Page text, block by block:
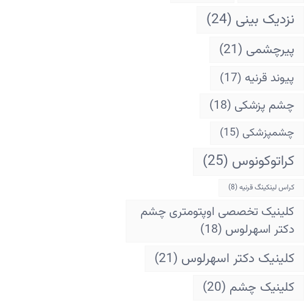
نزدیک بینی (24)
پیرچشمی (21)
پیوند قرنیه (17)
چشم پزشکی (18)
چشمپزشکی (15)
کراتوکونوس (25)
کراس لینکینگ قرنیه(8)
کلینیک تخصصی اوپتومتری چشم
دکتر اسهرلوس (18)
کلینیک دکتر اسهرلوس (21)
کلینیک چشم (20)